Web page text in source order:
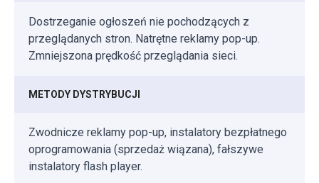
Dostrzeganie ogłoszeń nie pochodzących z
przeglądanych stron. Natrętne reklamy pop-up.
Zmniejszona prędkość przeglądania sieci.
METODY DYSTRYBUCJI
Zwodnicze reklamy pop-up, instalatory bezpłatnego
oprogramowania (sprzedaż wiązana), fałszywe
instalatory flash player.